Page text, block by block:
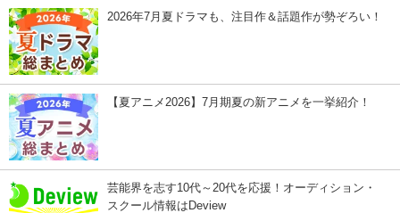
2026年7月夏ドラマも、注目作＆話題作が勢ぞろい！
【夏アニメ2026】7月期夏の新アニメを一挙紹介！
芸能界を志す10代～20代を応援！オーディション・
スクール情報はDeview